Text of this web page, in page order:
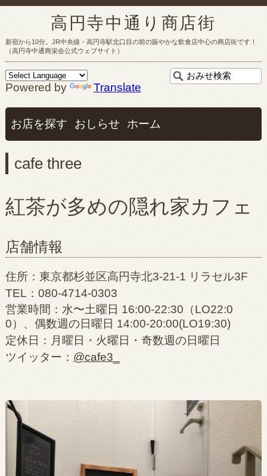
高円寺中通り商店街
新宿から10分。JR中央線・高円寺駅北口目の前の賑やかな飲食店中心の商店街です！
（高円寺中通商栄会公式ウェブサイト）
Powered by Translate
お店を探す おしらせ ホーム
cafe three
紅茶が多めの隠れ家カフェ
店舗情報
住所：東京都杉並区高円寺北3-21-1 リラセル3F
TEL：080-4714-0303
営業時間：水〜土曜日 16:00-22:30（LO22:0
0）、偶数週の日曜日 14:00-20:00(LO19:30)
定休日：月曜日・火曜日・奇数週の日曜日
ツイッター： @cafe3_